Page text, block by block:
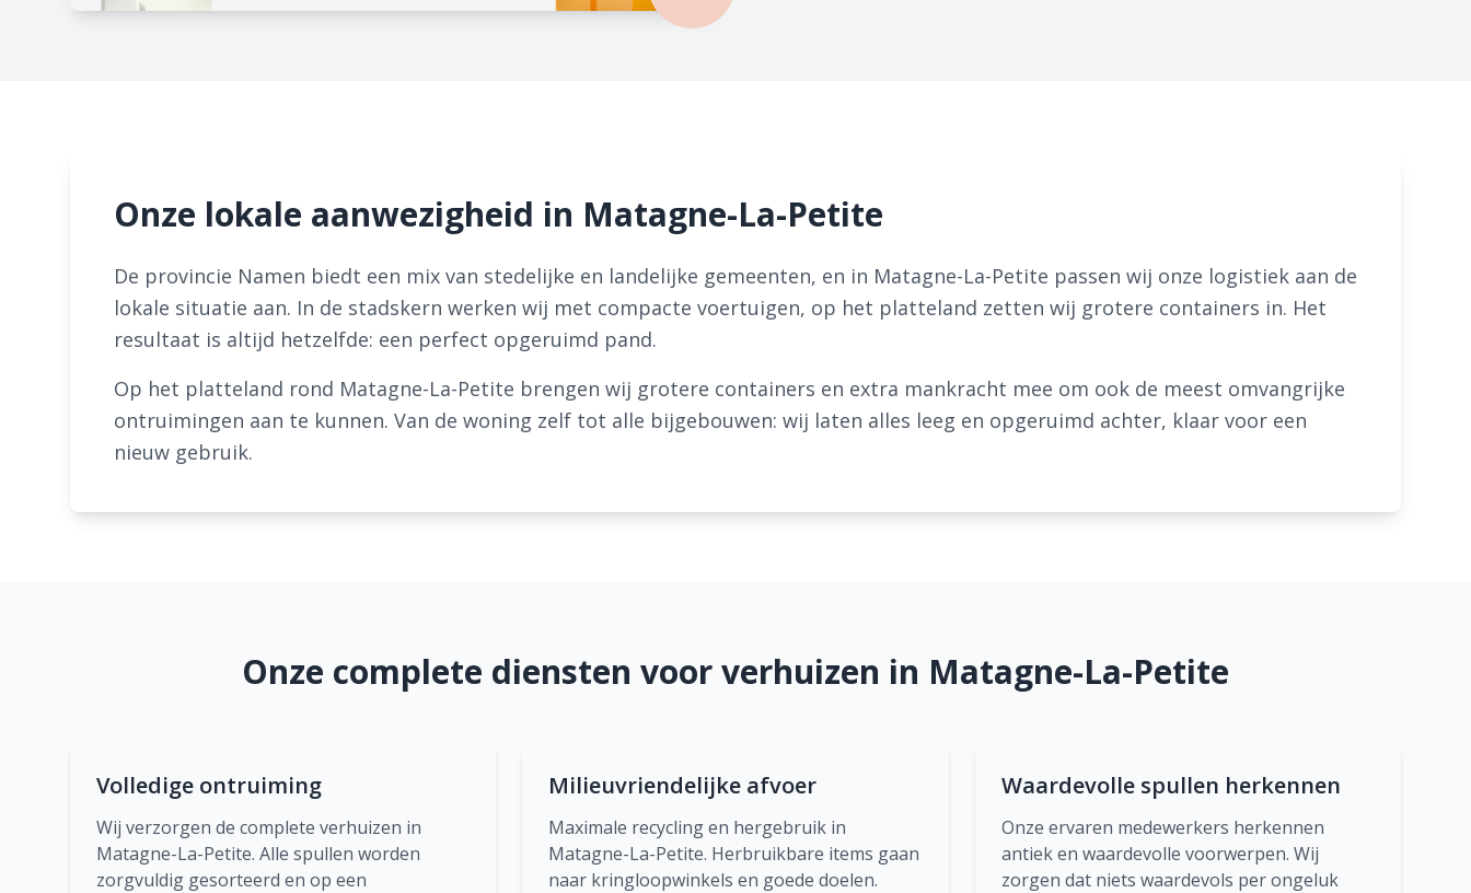
Onze lokale aanwezigheid in Matagne-La-Petite
De provincie Namen biedt een mix van stedelijke en landelijke gemeenten, en in Matagne-La-Petite passen wij onze logistiek aan de
lokale situatie aan. In de stadskern werken wij met compacte voertuigen, op het platteland zetten wij grotere containers in. Het
resultaat is altijd hetzelfde: een perfect opgeruimd pand.
Op het platteland rond Matagne-La-Petite brengen wij grotere containers en extra mankracht mee om ook de meest omvangrijke
ontruimingen aan te kunnen. Van de woning zelf tot alle bijgebouwen: wij laten alles leeg en opgeruimd achter, klaar voor een
nieuw gebruik.
Onze complete diensten voor verhuizen in Matagne-La-Petite
Volledige ontruiming
Wij verzorgen de complete verhuizen in
Matagne-La-Petite. Alle spullen worden
zorgvuldig gesorteerd en op een
Milieuvriendelijke afvoer
Maximale recycling en hergebruik in
Matagne-La-Petite. Herbruikbare items gaan
naar kringloopwinkels en goede doelen.
Waardevolle spullen herkennen
Onze ervaren medewerkers herkennen
antiek en waardevolle voorwerpen. Wij
zorgen dat niets waardevols per ongeluk